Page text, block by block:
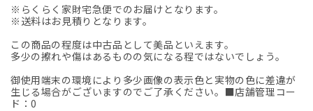
※らくらく家財宅急便でのお届けとなります。
※送料はお見積りとなります。
この商品の程度は中古品として美品といえます。
多少の擦れや傷はあるものの気になる程ではないでしょう。
御使用端末の環境により多少画像の表示色と実物の色に差違が
生じる場合がございますのでご了承ください。■店舗管理コー
ド：0